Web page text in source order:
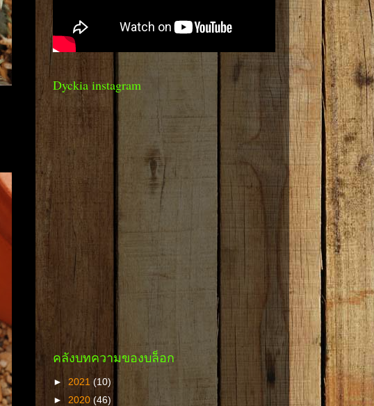
Dyckia instagram
คลังบทความของบล็อก
► 2021 (10)
► 2020 (46)